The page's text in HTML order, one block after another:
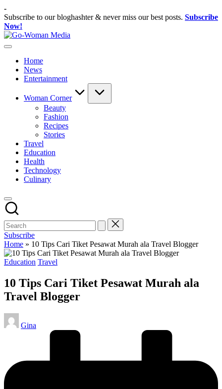
Skip
to
content
-
Subscribe to our bloghashter & never miss our best posts. Subscribe
Now!
Portal
Untuk
Wanita
Indonesia
Home
News
Entertainment
Woman Corner
Beauty
Fashion
Recipes
Stories
Travel
Education
Health
Technology
Culinary
Subscribe
Home » 10 Tips Cari Tiket Pesawat Murah ala Travel Blogger
Posted
Education Travel
10 Tips Cari Tiket Pesawat Murah ala
Travel Blogger
Posted
by
Gina